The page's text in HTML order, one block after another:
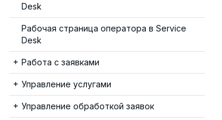
Desk
Рабочая страница оператора в Service
Desk
Работа с заявками
Управление услугами
Управление обработкой заявок